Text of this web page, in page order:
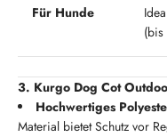
Für Hunde
(bis
3. Kurgo Dog Cot
Hochwertiges
Material bietet Schutz vor